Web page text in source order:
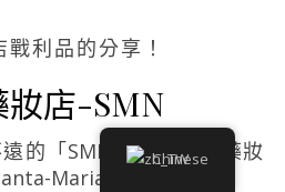
利品的分享！
妝店-SMN
的「SMN百年修道院藥妝
Maria-Novella）」
Chinese